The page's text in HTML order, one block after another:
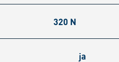
320 N
ja